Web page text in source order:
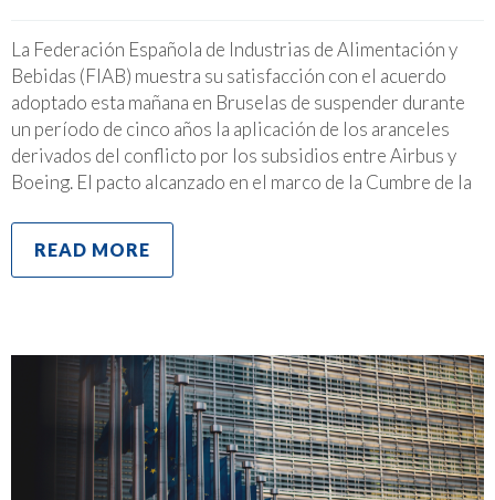
La Federación Española de Industrias de Alimentación y
Bebidas (FIAB) muestra su satisfacción con el acuerdo
adoptado esta mañana en Bruselas de suspender durante
un período de cinco años la aplicación de los aranceles
derivados del conflicto por los subsidios entre Airbus y
Boeing. El pacto alcanzado en el marco de la Cumbre de la
READ MORE